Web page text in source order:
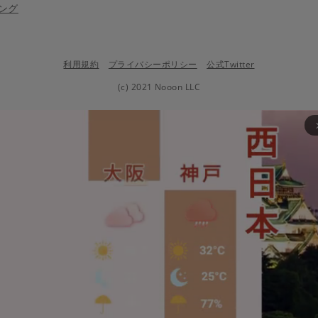
グ
利用規約 プライバシーポリシー
公式Twitter
(c) 2021 Nooon LLC